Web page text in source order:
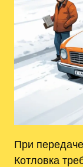
При
Котловка